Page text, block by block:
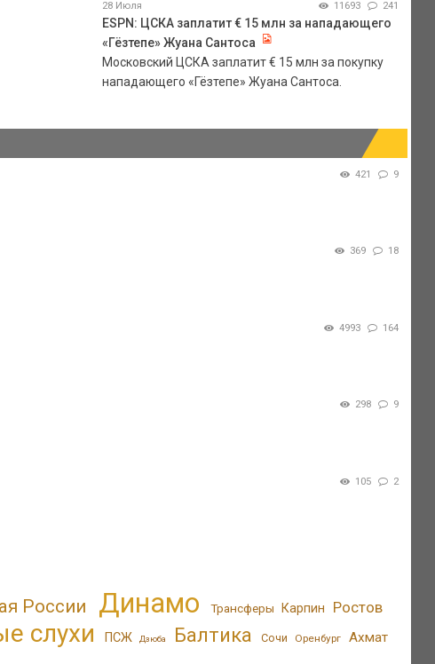
28 Июля 11693 241
ESPN: ЦСКА заплатит € 15 млн за нападающего
«Гёзтепе» Жуана Сантоса
Московский ЦСКА заплатит € 15 млн за покупку
нападающего «Гёзтепе» Жуана Сантоса.
421 9
369 18
4993 164
298 9
105 2
России Динамо Трансферы Карпин Ростов
слухи ПСЖ Дзюба Балтика Сочи Оренбург Ахмат